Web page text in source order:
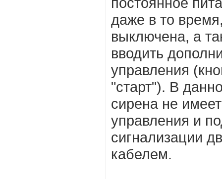
даже в то
выключена, а
вводить
управления
"старт"). В
сирена не
управления и
сигнализации
кабелем.